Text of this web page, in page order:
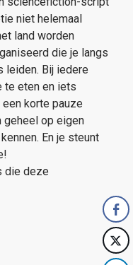
niet helemaal
land worden
die je langs
leiden. Bij iedere
te eten en iets
korte pauze
geheel op eigen
En je steunt
die deze